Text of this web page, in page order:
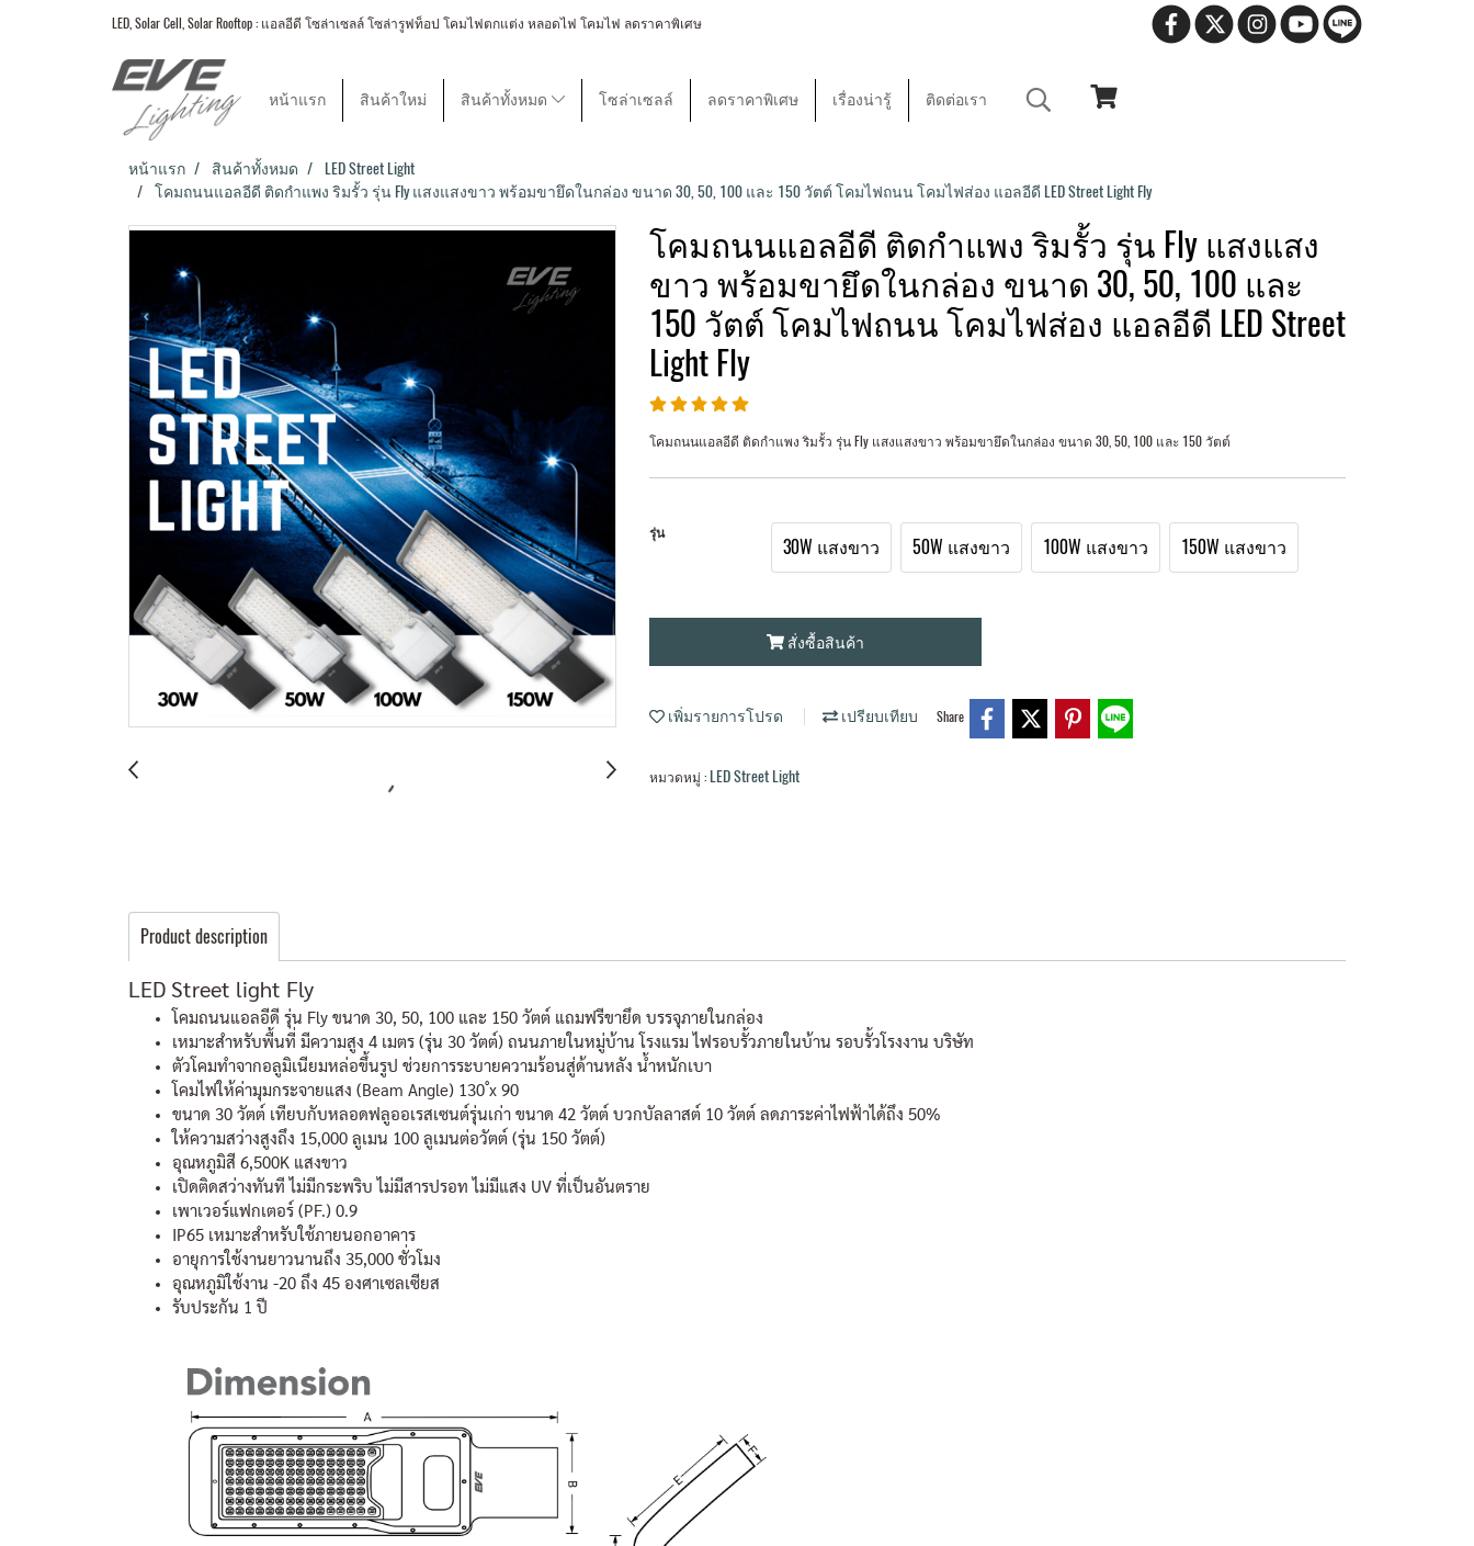
LED, Solar Cell, Solar Rooftop : แอลอีดี โซล่าเซลล์ โซล่ารูฟท็อป โคมไฟตกแต่ง หลอดไฟ โคมไฟ ลดราคาพิเศษ
หน้าแรก สินค้าใหม่ สินค้าทั้งหมด โซล่าเซลล์ ลดราคาพิเศษ เรื่องน่ารู้ ติดต่อเรา
หน้าแรก สินค้าทั้งหมด
LED Street Light
โคมถนนแอลอีดี ติดกำแพง ริมรั้ว รุ่น Fly แสงแสงขาว พร้อมขายึดในกล่อง ขนาด 30, 50, 100 และ 150 วัตต์ โคมไฟถนน โคมไฟส่อง แอลอีดี LED Street Light Fly
โคมถนนแอลอีดี ติดกำแพง ริมรั้ว รุ่น Fly แสงแสง
ขาว พร้อมขายึดในกล่อง ขนาด 30, 50, 100 และ
150 วัตต์ โคมไฟถนน โคมไฟส่อง แอลอีดี LED Street
Light Fly
โคมถนนแอลอีดี ติดกำแพง ริมรั้ว รุ่น Fly แสงแสงขาว พร้อมขายึดในกล่อง ขนาด 30, 50, 100 และ 150 วัตต์
รุ่น
30W แสงขาว 50W แสงขาว 100W แสงขาว 150W แสงขาว
สั่งซื้อสินค้า
เพิ่มรายการโปรด เปรียบเทียบ Share
หมวดหมู่ : LED Street Light
Product description
LED Street light Fly
โคมถนนแอลอีดี รุ่น Fly ขนาด 30, 50, 100 และ 150 วัตต์ แถมฟรีขายึด บรรจุภายในกล่อง
เหมาะสำหรับพื้นที่ มีความสูง 4 เมตร (รุ่น 30 วัตต์) ถนนภายในหมู่บ้าน โรงแรม ไฟรอบรั้วภายในบ้าน รอบรั้วโรงงาน บริษัท
ตัวโคมทำจากอลูมิเนียมหล่อขึ้นรูป ช่วยการระบายความร้อนสู่ด้านหลัง น้ำหนักเบา
โคมไฟให้ค่ามุมกระจายแสง (Beam Angle) 130 ํx 90
ขนาด 30 วัตต์ เทียบกับหลอดฟลูออเรสเซนต์รุ่นเก่า ขนาด 42 วัตต์ บวกบัลลาสต์ 10 วัตต์ ลดภาระค่าไฟฟ้าได้ถึง 50%
ให้ความสว่างสูงถึง 15,000 ลูเมน 100 ลูเมนต่อวัตต์ (รุ่น 150 วัตต์)
อุณหภูมิสี 6,500K แสงขาว
เปิดติดสว่างทันที ไม่มีกระพริบ ไม่มีสารปรอท ไม่มีแสง UV ที่เป็นอันตราย
เพาเวอร์แฟกเตอร์ (PF.) 0.9
IP65 เหมาะสำหรับใช้ภายนอกอาคาร
อายุการใช้งานยาวนานถึง 35,000 ชั่วโมง
อุณหภูมิใช้งาน -20 ถึง 45 องศาเซลเซียส
รับประกัน 1 ปี